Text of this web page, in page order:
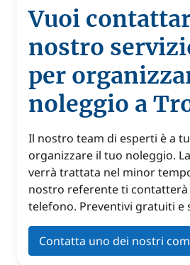
Vuoi
nostro
per
noleggio a
Il nostro team di esperti è a
organizzare il tuo noleggio.
verrà trattata nel minor
nostro referente ti contatterà
telefono. Preventivi gratuiti e
Contatta uno dei nostri